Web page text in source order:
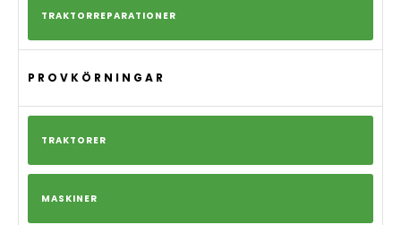
TRAKTORREPARATIONER
PROVKÖRNINGAR
TRAKTORER
MASKINER